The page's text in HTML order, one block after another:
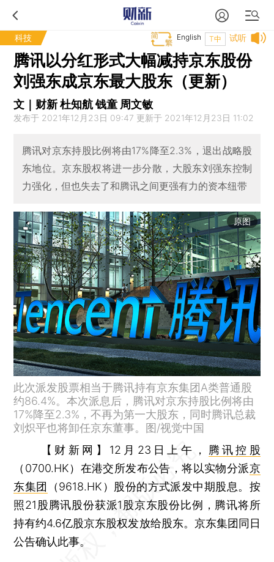
科技 试听
T中
English
腾讯以分红形式大幅减持京东股份
刘强东成京东最大股东（更新）
文｜财新 杜知航 钱童 周文敏
发布于 2021年12月23日 09:47 更新于 2021年12月23日 11:02
腾讯对京东持股比例将由17%降至2.3%，退出战略股
东地位。京东股权将进一步分散，大股东刘强东控制
力强化，但也失去了和腾讯之间更强有力的资本纽带
原图
此次派发股票相当于腾讯持有京东集团A类普通股
约86.4%。本次派息后，腾讯对京东持股比例将由
17%降至2.3%，不再为第一大股东，同时腾讯总裁
刘炽平也将卸任京东董事。图/视觉中国
【财新网】 12月23日上午，
腾讯控股
（0700.HK）在港交所发布公告，将以实物分派京
东集团
（9618.HK）股份的方式派发中期股息。按
照21股腾讯股份获派1股京东股份比例，腾讯将所
持有约4.6亿股京东股权发放给股东。京东集团同日
公告确认此事。